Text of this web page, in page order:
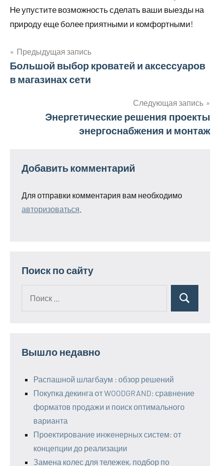
Не упустите возможность сделать ваши выезды на
природу еще более приятными и комфортными!
Навигация
по
Предыдущая запись
Большой выбор кроватей и аксессуаров
в магазинах сети
Следующая запись
Энергетические решения проекты
энергоснабжения и монтаж
Добавить комментарий
Для отправки комментария вам необходимо
авторизоваться
Поиск по сайту
Поиск
Вышло недавно
Распашной шлагбаум : обзор решений
Покупка декинга от WOODGRAND: сравнение
форматов продажи и поиск оптимального
варианта
Проектирование инженерных систем: от
концепции до реализации
Замена колес для тележек, подбор по